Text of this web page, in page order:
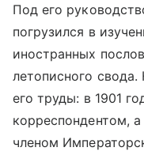
Под его
погрузился в
иностранных
летописного
его труды: в 1901
корреспондентом,
членом